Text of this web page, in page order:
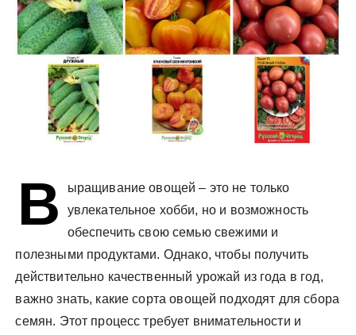
В
ыращивание овощей – это не только
увлекательное хобби, но и возможность
обеспечить свою семью свежими и
полезными продуктами. Однако, чтобы получить
действительно качественный урожай из года в год,
важно знать, какие сорта овощей подходят для сбора
семян. Этот процесс требует внимательности и